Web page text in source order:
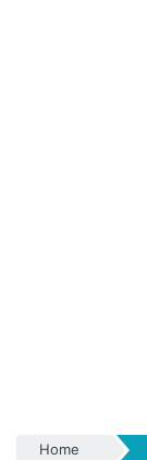
Home